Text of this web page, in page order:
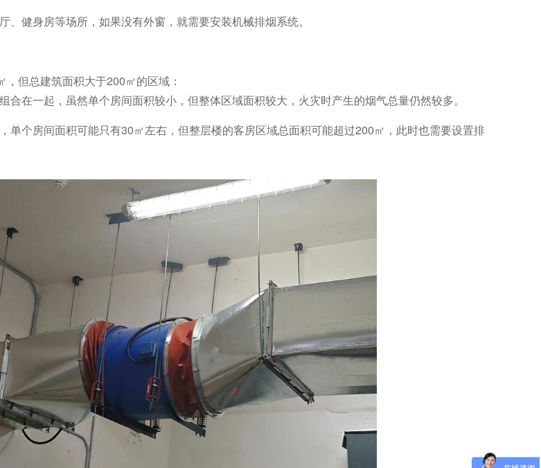
、健身房等场所，如果没有外窗，就需要安装机械排烟系统。
但总建筑面积大于200㎡的区域：
合在一起，虽然单个房间面积较小，但整体区域面积较大，火灾时产生的烟气总量仍然较多。
单个房间面积可能只有30㎡左右，但整层楼的客房区域总面积可能超过200㎡，此时也需要设置排